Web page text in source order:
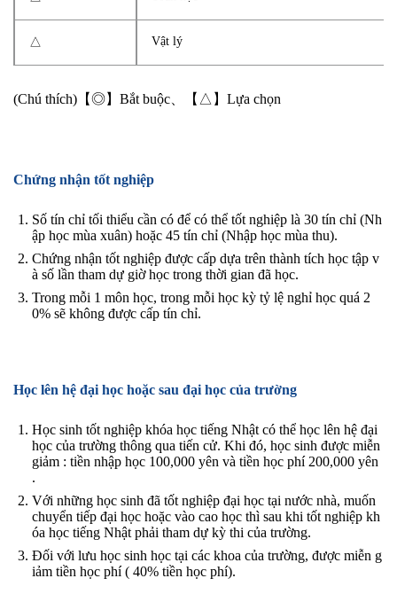
△ Vật lý
(Chú thích)【◎】Bắt buộc、【△】Lựa chọn
Chứng nhận tốt nghiệp
Số tín chỉ tối thiểu cần có để có thể tốt nghiệp là 30 tín chỉ (Nh
ập học mùa xuân) hoặc 45 tín chỉ (Nhập học mùa thu).
Chứng nhận tốt nghiệp được cấp dựa trên thành tích học tập v
à số lần tham dự giờ học trong thời gian đã học.
Trong mỗi 1 môn học, trong mỗi học kỳ tỷ lệ nghỉ học quá 2
0% sẽ không được cấp tín chỉ.
Học lên hệ đại học hoặc sau đại học của trường
Học sinh tốt nghiệp khóa học tiếng Nhật có thể học lên hệ đại
học của trường thông qua tiến cử. Khi đó, học sinh được miễn
giảm : tiền nhập học 100,000 yên và tiền học phí 200,000 yên
.
Với những học sinh đã tốt nghiệp đại học tại nước nhà, muốn
chuyển tiếp đại học hoặc vào cao học thì sau khi tốt nghiệp kh
óa học tiếng Nhật phải tham dự kỳ thi của trường.
Đối với lưu học sinh học tại các khoa của trường, được miễn g
iảm tiền học phí ( 40% tiền học phí).